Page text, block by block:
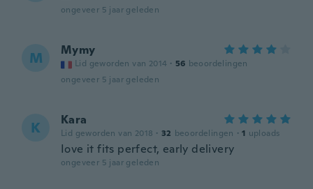
ongeveer 5 jaar geleden
M Mymy
Lid geworden van 2014 · 56 beoordelingen
ongeveer 5 jaar geleden
K Kara
Lid geworden van 2018 · 32 beoordelingen · 1 uploads
Iove it fits perfect, early delivery
ongeveer 5 jaar geleden